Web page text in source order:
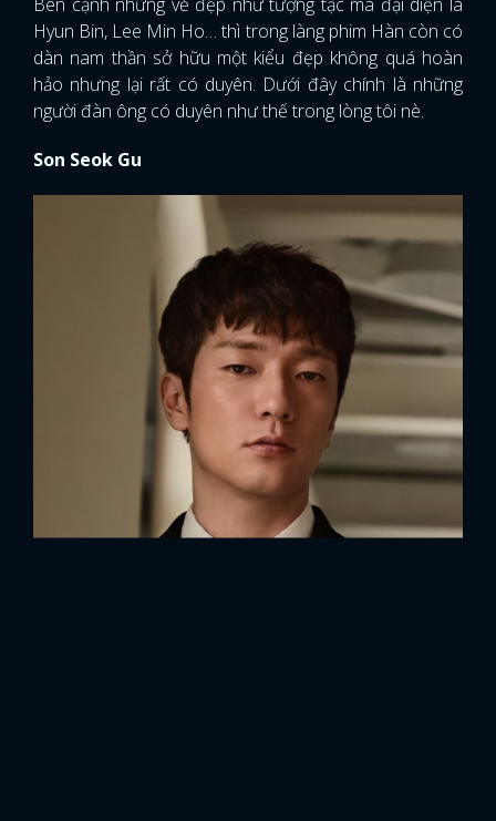
Hyun Bin, Lee Min Ho… thì trong làng phim Hàn còn có
dàn nam thần sở hữu một kiểu đẹp không quá hoàn
hảo nhưng lại rất có duyên. Dưới đây chính là những
người đàn ông có duyên như thế trong lòng tôi nè.
Son Seok Gu